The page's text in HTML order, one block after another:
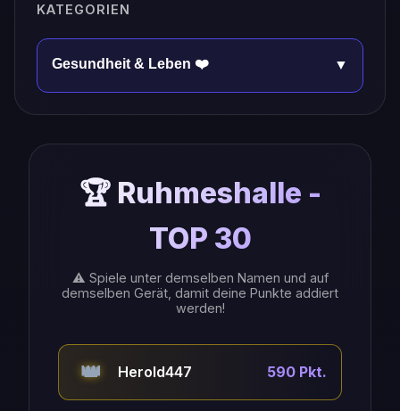
KATEGORIEN
Gesundheit & Leben ❤️ ▼
🏆 Ruhmeshalle -
TOP 30
⚠️ Spiele unter demselben Namen und auf
demselben Gerät, damit deine Punkte addiert
werden!
👑 Herold447 590 Pkt.